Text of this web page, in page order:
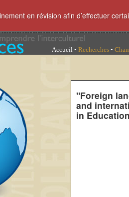
en révision afin d’effectuer
Accueil • Recherches •
"Foreign
and
in